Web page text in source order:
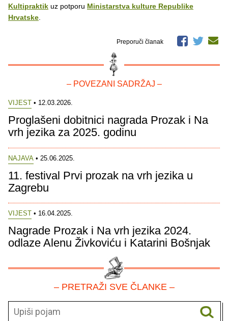
Kultipraktik uz potporu Ministarstva kulture Republike
Hrvatske.
Preporuči članak
– POVEZANI SADRŽAJ –
VIJEST • 12.03.2026.
Proglašeni dobitnici nagrada Prozak i Na
vrh jezika za 2025. godinu
NAJAVA • 25.06.2025.
11. festival Prvi prozak na vrh jezika u
Zagrebu
VIJEST • 16.04.2025.
Nagrade Prozak i Na vrh jezika 2024.
odlaze Alenu Živkoviću i Katarini Bošnjak
– PRETRAŽI SVE ČLANKE –